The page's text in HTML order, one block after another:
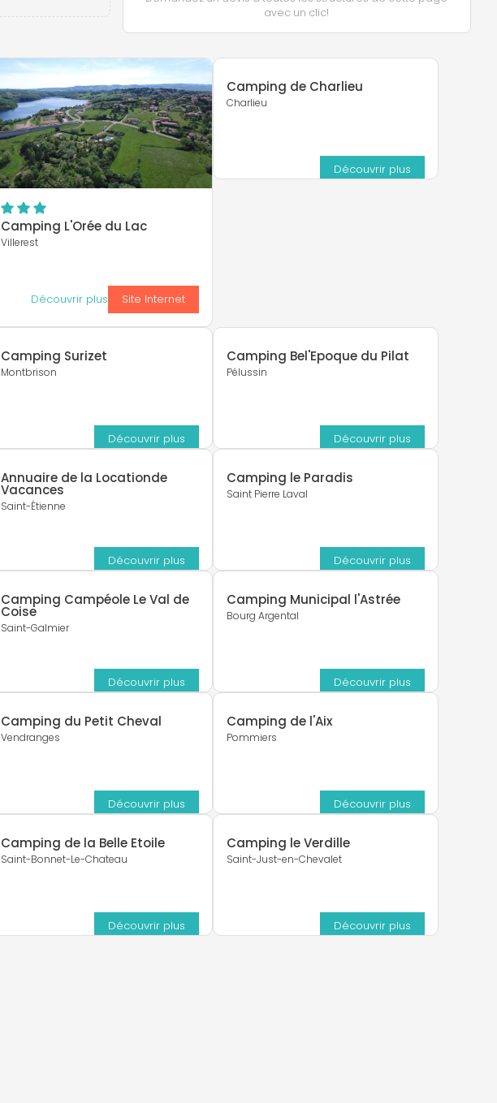
avec un clic!
Camping L'Orée du Lac
Villerest
Découvrir plus Site Internet
Camping de Charlieu
Charlieu
Découvrir plus
Camping Surizet
Montbrison
Découvrir plus
Camping Bel'Epoque du Pilat
Pélussin
Découvrir plus
Annuaire de la Locationde
Vacances
Saint-Étienne
Découvrir plus
Camping le Paradis
Saint Pierre Laval
Découvrir plus
Camping Campéole Le Val de
Coise
Saint-Galmier
Découvrir plus
Camping Municipal l'Astrée
Bourg Argental
Découvrir plus
Camping du Petit Cheval
Vendranges
Découvrir plus
Camping de l'Aix
Pommiers
Découvrir plus
Camping de la Belle Etoile
Saint-Bonnet-Le-Chateau
Découvrir plus
Camping le Verdille
Saint-Just-en-Chevalet
Découvrir plus